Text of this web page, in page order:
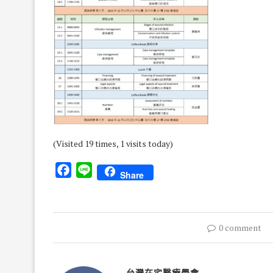
(Visited 19 times, 1 visits today)
Facebook
Line Share
0 comment